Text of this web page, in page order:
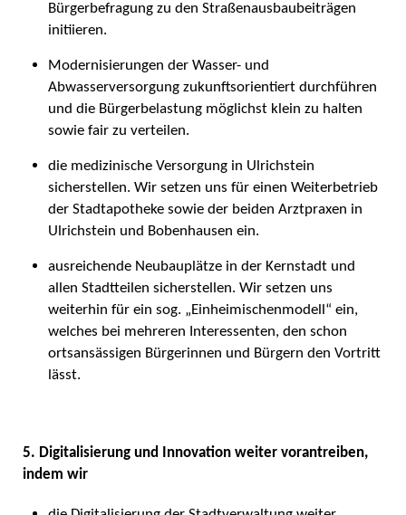
Bürgerbefragung zu den Straßenausbaubeiträgen
initiieren.
Modernisierungen der Wasser- und
Abwasserversorgung zukunftsorientiert durchführen
und die Bürgerbelastung möglichst klein zu halten
sowie fair zu verteilen.
die medizinische Versorgung in Ulrichstein
sicherstellen. Wir setzen uns für einen Weiterbetrieb
der Stadtapotheke sowie der beiden Arztpraxen in
Ulrichstein und Bobenhausen ein.
ausreichende Neubauplätze in der Kernstadt und
allen Stadtteilen sicherstellen. Wir setzen uns
weiterhin für ein sog. „Einheimischenmodell“ ein,
welches bei mehreren Interessenten, den schon
ortsansässigen Bürgerinnen und Bürgern den Vortritt
lässt.
5. Digitalisierung und Innovation weiter vorantreiben,
indem wir